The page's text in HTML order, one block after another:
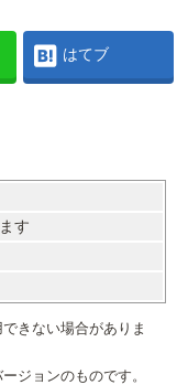
はてブ
す
きない場合がありま
ジョンのものです。